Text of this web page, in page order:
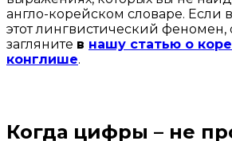
англо-корейском словаре. Если
этот лингвистический феномен,
загляните в нашу статью о
конглише.
Когда цифры – не